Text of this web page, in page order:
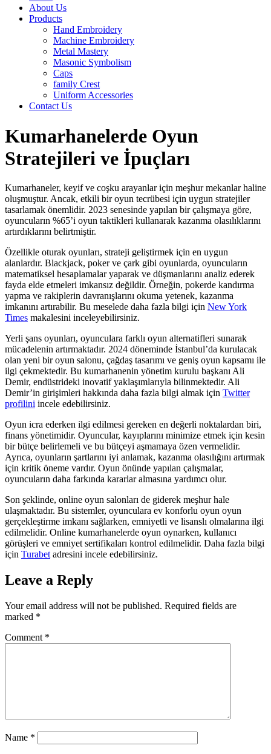
About Us
Products
Hand Embroidery
Machine Embroidery
Metal Mastery
Masonic Symbolism
Caps
family Crest
Uniform Accessories
Contact Us
Kumarhanelerde Oyun
Stratejileri ve İpuçları
Kumarhaneler, keyif ve coşku arayanlar için meşhur mekanlar haline
oluşmuştur. Ancak, etkili bir oyun tecrübesi için uygun stratejiler
tasarlamak önemlidir. 2023 senesinde yapılan bir çalışmaya göre,
oyuncuların %65’i oyun taktikleri kullanarak kazanma olasılıklarını
artırdıklarını belirtmiştir.
Özellikle oturak oyunları, strateji geliştirmek için en uygun
alanlardır. Blackjack, poker ve çark gibi oyunlarda, oyuncuların
matematiksel hesaplamalar yaparak ve düşmanlarını analiz ederek
fayda elde etmeleri imkansız değildir. Örneğin, pokerde kandırma
yapma ve rakiplerin davranışlarını okuma yetenek, kazanma
imkanını artırabilir. Bu meselede daha fazla bilgi için New York
Times makalesini inceleyebilirsiniz.
Yerli şans oyunları, oyunculara farklı oyun alternatifleri sunarak
mücadelenin artırmaktadır. 2024 döneminde İstanbul’da kurulacak
olan yeni bir oyun salonu, çağdaş tasarımı ve geniş oyun kapsamı ile
ilgi çekmektedir. Bu kumarhanenin yönetim kurulu başkanı Ali
Demir, endüstrideki inovatif yaklaşımlarıyla bilinmektedir. Ali
Demir’in girişimleri hakkında daha fazla bilgi almak için Twitter
profilini incele edebilirsiniz.
Oyun icra ederken ilgi edilmesi gereken en değerli noktalardan biri,
finans yönetimidir. Oyuncular, kayıplarını minimize etmek için kesin
bir bütçe belirlemeli ve bu bütçeyi aşmamaya özen vermelidir.
Ayrıca, oyunların şartlarını iyi anlamak, kazanma olasılığını artırmak
için kritik öneme vardır. Oyun önünde yapılan çalışmalar,
oyuncuların daha farkında kararlar almasına yardımcı olur.
Son şeklinde, online oyun salonları de giderek meşhur hale
ulaşmaktadır. Bu sistemler, oyunculara ev konforlu oyun oyun
gerçekleştirme imkanı sağlarken, emniyetli ve lisanslı olmalarına ilgi
edilmelidir. Online kumarhanelerde oyun oynarken, kullanıcı
görüşleri ve emniyet sertifikaları kontrol edilmelidir. Daha fazla bilgi
için Turabet adresini incele edebilirsiniz.
Leave a Reply
Your email address will not be published. Required fields are
marked *
Comment *
Name *